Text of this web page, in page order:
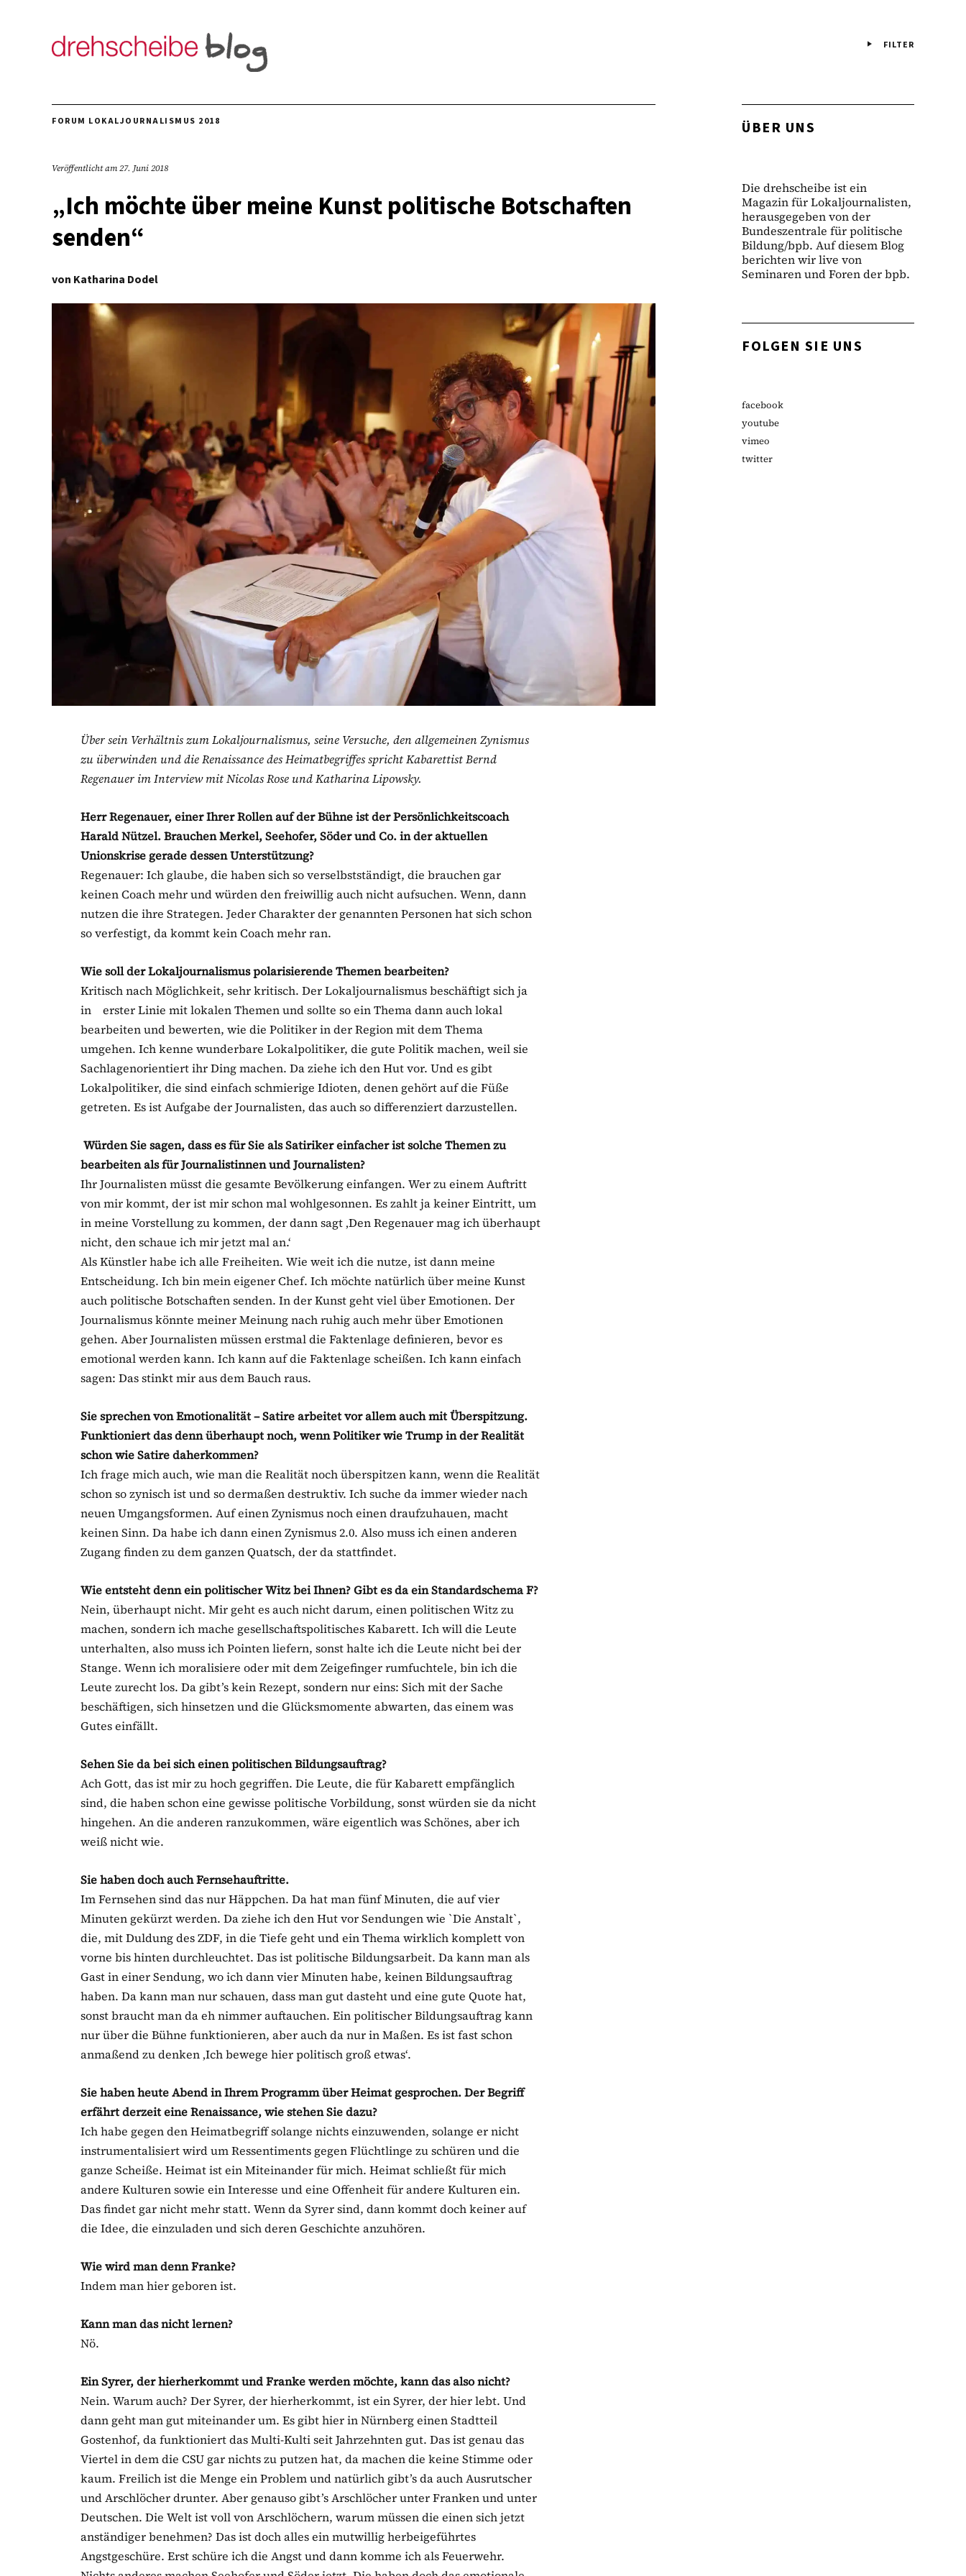
FILTER
FORUM LOKALJOURNALISMUS 2018
Veröffentlicht am27. Juni 2018
„Ich möchte über meine Kunst politische Botschaften
senden“
von Katharina Dodel
Über sein Verhältnis zum Lokaljournalismus, seine Versuche, den allgemeinen Zynismus
zu überwinden und die Renaissance des Heimatbegriffes spricht Kabarettist Bernd
Regenauer im Interview mit Nicolas Rose und Katharina Lipowsky.
Herr Regenauer, einer Ihrer Rollen auf der Bühne ist der Persönlichkeitscoach
Harald Nützel. Brauchen Merkel, Seehofer, Söder und Co. in der aktuellen
Unionskrise gerade dessen Unterstützung?
Regenauer: Ich glaube, die haben sich so verselbstständigt, die brauchen gar
keinen Coach mehr und würden den freiwillig auch nicht aufsuchen. Wenn, dann
nutzen die ihre Strategen. Jeder Charakter der genannten Personen hat sich schon
so verfestigt, da kommt kein Coach mehr ran.
Wie soll der Lokaljournalismus polarisierende Themen bearbeiten?
Kritisch nach Möglichkeit, sehr kritisch. Der Lokaljournalismus beschäftigt sich ja
in erster Linie mit lokalen Themen und sollte so ein Thema dann auch lokal
bearbeiten und bewerten, wie die Politiker in der Region mit dem Thema
umgehen. Ich kenne wunderbare Lokalpolitiker, die gute Politik machen, weil sie
Sachlagenorientiert ihr Ding machen. Da ziehe ich den Hut vor. Und es gibt
Lokalpolitiker, die sind einfach schmierige Idioten, denen gehört auf die Füße
getreten. Es ist Aufgabe der Journalisten, das auch so differenziert darzustellen.
Würden Sie sagen, dass es für Sie als Satiriker einfacher ist solche Themen zu
bearbeiten als für Journalistinnen und Journalisten?
Ihr Journalisten müsst die gesamte Bevölkerung einfangen. Wer zu einem Auftritt
von mir kommt, der ist mir schon mal wohlgesonnen. Es zahlt ja keiner Eintritt, um
in meine Vorstellung zu kommen, der dann sagt ‚Den Regenauer mag ich überhaupt
nicht, den schaue ich mir jetzt mal an.‘
Als Künstler habe ich alle Freiheiten. Wie weit ich die nutze, ist dann meine
Entscheidung. Ich bin mein eigener Chef. Ich möchte natürlich über meine Kunst
auch politische Botschaften senden. In der Kunst geht viel über Emotionen. Der
Journalismus könnte meiner Meinung nach ruhig auch mehr über Emotionen
gehen. Aber Journalisten müssen erstmal die Faktenlage definieren, bevor es
emotional werden kann. Ich kann auf die Faktenlage scheißen. Ich kann einfach
sagen: Das stinkt mir aus dem Bauch raus.
Sie sprechen von Emotionalität – Satire arbeitet vor allem auch mit Überspitzung.
Funktioniert das denn überhaupt noch, wenn Politiker wie Trump in der Realität
schon wie Satire daherkommen?
Ich frage mich auch, wie man die Realität noch überspitzen kann, wenn die Realität
schon so zynisch ist und so dermaßen destruktiv. Ich suche da immer wieder nach
neuen Umgangsformen. Auf einen Zynismus noch einen draufzuhauen, macht
keinen Sinn. Da habe ich dann einen Zynismus 2.0. Also muss ich einen anderen
Zugang finden zu dem ganzen Quatsch, der da stattfindet.
Wie entsteht denn ein politischer Witz bei Ihnen? Gibt es da ein Standardschema F?
Nein, überhaupt nicht. Mir geht es auch nicht darum, einen politischen Witz zu
machen, sondern ich mache gesellschaftspolitisches Kabarett. Ich will die Leute
unterhalten, also muss ich Pointen liefern, sonst halte ich die Leute nicht bei der
Stange. Wenn ich moralisiere oder mit dem Zeigefinger rumfuchtele, bin ich die
Leute zurecht los. Da gibt’s kein Rezept, sondern nur eins: Sich mit der Sache
beschäftigen, sich hinsetzen und die Glücksmomente abwarten, das einem was
Gutes einfällt.
Sehen Sie da bei sich einen politischen Bildungsauftrag?
Ach Gott, das ist mir zu hoch gegriffen. Die Leute, die für Kabarett empfänglich
sind, die haben schon eine gewisse politische Vorbildung, sonst würden sie da nicht
hingehen. An die anderen ranzukommen, wäre eigentlich was Schönes, aber ich
weiß nicht wie.
Sie haben doch auch Fernsehauftritte.
Im Fernsehen sind das nur Häppchen. Da hat man fünf Minuten, die auf vier
Minuten gekürzt werden. Da ziehe ich den Hut vor Sendungen wie `Die Anstalt`,
die, mit Duldung des ZDF, in die Tiefe geht und ein Thema wirklich komplett von
vorne bis hinten durchleuchtet. Das ist politische Bildungsarbeit. Da kann man als
Gast in einer Sendung, wo ich dann vier Minuten habe, keinen Bildungsauftrag
haben. Da kann man nur schauen, dass man gut dasteht und eine gute Quote hat,
sonst braucht man da eh nimmer auftauchen. Ein politischer Bildungsauftrag kann
nur über die Bühne funktionieren, aber auch da nur in Maßen. Es ist fast schon
anmaßend zu denken ‚Ich bewege hier politisch groß etwas‘.
Sie haben heute Abend in Ihrem Programm über Heimat gesprochen. Der Begriff
erfährt derzeit eine Renaissance, wie stehen Sie dazu?
Ich habe gegen den Heimatbegriff solange nichts einzuwenden, solange er nicht
instrumentalisiert wird um Ressentiments gegen Flüchtlinge zu schüren und die
ganze Scheiße. Heimat ist ein Miteinander für mich. Heimat schließt für mich
andere Kulturen sowie ein Interesse und eine Offenheit für andere Kulturen ein.
Das findet gar nicht mehr statt. Wenn da Syrer sind, dann kommt doch keiner auf
die Idee, die einzuladen und sich deren Geschichte anzuhören.
Wie wird man denn Franke?
Indem man hier geboren ist.
Kann man das nicht lernen?
Nö.
Ein Syrer, der hierherkommt und Franke werden möchte, kann das also nicht?
Nein. Warum auch? Der Syrer, der hierherkommt, ist ein Syrer, der hier lebt. Und
dann geht man gut miteinander um. Es gibt hier in Nürnberg einen Stadtteil
Gostenhof, da funktioniert das Multi-Kulti seit Jahrzehnten gut. Das ist genau das
Viertel in dem die CSU gar nichts zu putzen hat, da machen die keine Stimme oder
kaum. Freilich ist die Menge ein Problem und natürlich gibt’s da auch Ausrutscher
und Arschlöcher drunter. Aber genauso gibt’s Arschlöcher unter Franken und unter
Deutschen. Die Welt ist voll von Arschlöchern, warum müssen die einen sich jetzt
anständiger benehmen? Das ist doch alles ein mutwillig herbeigeführtes
Angstgeschüre. Erst schüre ich die Angst und dann komme ich als Feuerwehr.
ÜBER UNS
Die drehscheibe ist ein
Magazin für Lokaljournalisten,
herausgegeben von der
Bundeszentrale für politische
Bildung/bpb. Auf diesem Blog
berichten wir live von
Seminaren und Foren der bpb.
FOLGEN SIE UNS
facebook
youtube
vimeo
twitter